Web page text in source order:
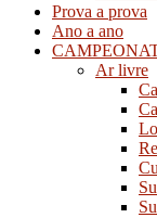
Prova a prova
Ano a ano
Ar livre